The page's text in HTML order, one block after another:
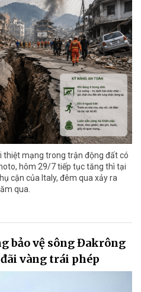
thiệt mạng trong trận động đất có
hôm 29/7 tiếp tục tăng thì tại
cận của Italy, đêm qua xảy ra
qua.
bảo vệ sông Đakrông
vàng trái phép